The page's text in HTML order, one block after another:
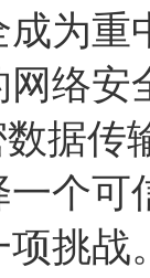
成为
络
据传
个可
项挑